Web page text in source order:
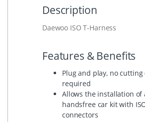
Description
Daewoo ISO T-Harness
Features & Benefits
Plug and play, no cutting
required
Allows the installation of
handsfree car kit with
connectors